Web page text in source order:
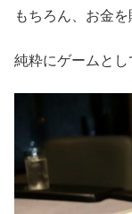
もちろん、お金
純粋にゲームとし